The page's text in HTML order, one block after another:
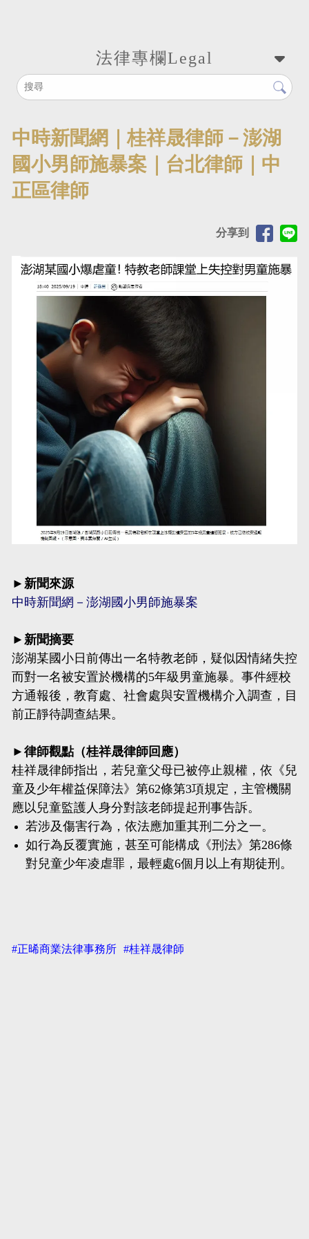
法律專欄Legal
中時新聞網｜桂祥晟律師－澎湖
國小男師施暴案｜台北律師｜中
正區律師
分享到
►新聞來源
中時新聞網－澎湖國小男師施暴案
►新聞摘要
澎湖某國小日前傳出一名特教老師，疑似因情緒失控
而對一名被安置於機構的5年級男童施暴。事件經校
方通報後，教育處、社會處與安置機構介入調查，目
前正靜待調查結果。
►律師觀點（桂祥晟律師回應）
桂祥晟律師指出，若兒童父母已被停止親權，依《兒
童及少年權益保障法》第62條第3項規定，主管機關
應以兒童監護人身分對該老師提起刑事告訴。
若涉及傷害行為，依法應加重其刑二分之一。
如行為反覆實施，甚至可能構成《刑法》第286條
對兒童少年凌虐罪，最輕處6個月以上有期徒刑。
#正晞商業法律事務所 #桂祥晟律師